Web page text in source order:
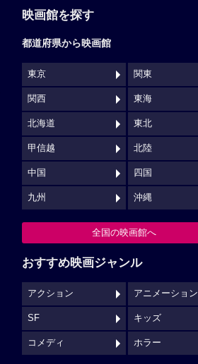
映画館を探す
都道府県から映画館
東京 関東
関西 東海
北海道 東北
甲信越 北陸
中国 四国
九州 沖縄
全国の映画館へ
おすすめ映画ジャンル
アクション アニメーション
SF キッズ
コメディ ホラー